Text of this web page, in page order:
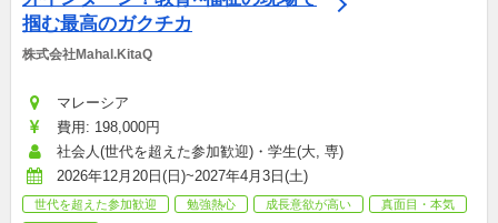
掴む最高のガクチカ
株式会社Mahal.KitaQ
マレーシア
費用: 198,000円
社会人(世代を超えた参加歓迎)・学生(大, 専)
2026年12月20日(日)~2027年4月3日(土)
世代を超えた参加歓迎 勉強熱心 成長意欲が高い
真面目・本気